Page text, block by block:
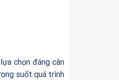
chọn đáng cân
suốt quá trình